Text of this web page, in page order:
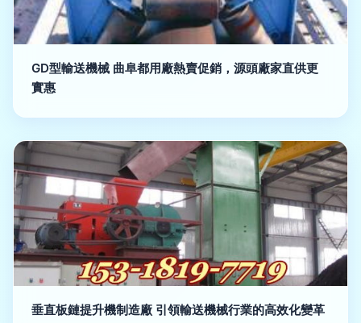
GD型輸送機械 曲阜都用廠熱賣促銷，源頭廠家直供更
實惠
垂直板鏈提升機制造廠 引領輸送機械行業的高效化變革